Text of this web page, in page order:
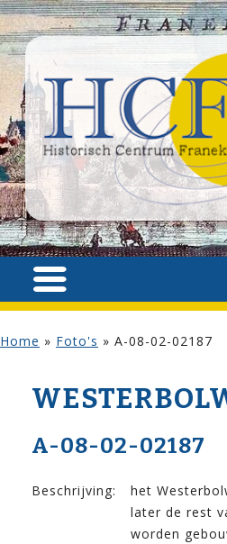
Home » Foto's » A-08-02-02187
A-08-02-02187
Beschrijving:
het
later de rest
worden